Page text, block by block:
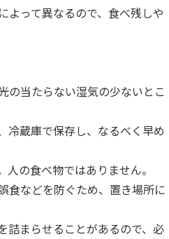
470円 120円
よって異なるので、食べ残しや
の当たらない湿気の少ないとこ
冷蔵庫で保存し、なるべく早め
人の食べ物ではありません。
食などを防ぐため、置き場所に
詰まらせることがあるので、必